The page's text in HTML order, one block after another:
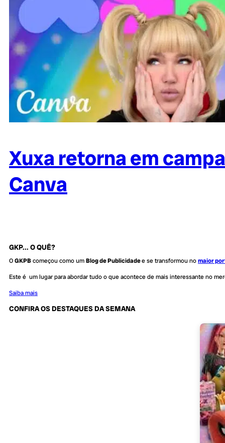
Xuxa retorna em
Canva
GKP... O QUÊ?
OGKPBcomeçou como umBlog de Publicidadee se transformou nomaior
Este é um lugar para abordar tudo o que acontece de mais interessante no
Saiba mais
CONFIRA OS DESTAQUES DA SEMANA